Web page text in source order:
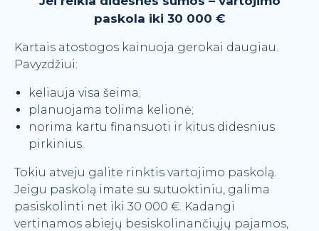
paskola iki 30 000 €
Kartais atostogos kainuoja gerokai daugiau.
Pavyzdžiui:
keliauja visa šeima;
planuojama tolima kelionė;
norima kartu finansuoti ir kitus didesnius
pirkinius.
Tokiu atveju galite rinktis vartojimo paskolą.
Jeigu paskolą imate su sutuoktiniu, galima
pasiskolinti net iki 30 000 €. Kadangi
vertinamos abiejų besiskolinančiųjų pajamos,